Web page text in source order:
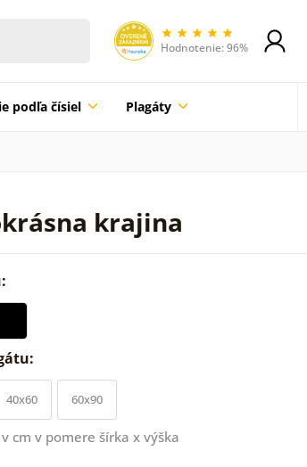
Hodnotenie: 96%
podľa čísiel Plagáty
krajina
40x60 60x90
cm v pomere šírka x výška